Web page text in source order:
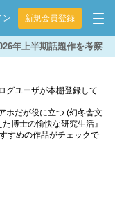
ン 新規会員登録
年上半期話題作を考察
グユーザが本棚登録して
ホだが役に立つ (幻冬舎文
博士の愉快な研究生活』
すめの作品がチェックで